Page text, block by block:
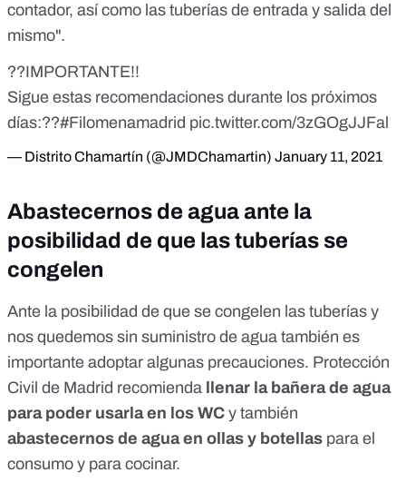
contador, así como las tuberías de entrada y salida del
mismo".
??IMPORTANTE!!
Sigue estas recomendaciones durante los próximos
días:??#Filomenamadrid pic.twitter.com/3zGOgJJFal
— Distrito Chamartín (@JMDChamartin) January 11, 2021
Abastecernos de agua ante la
posibilidad de que las tuberías se
congelen
Ante la posibilidad de que se congelen las tuberías y
nos quedemos sin suministro de agua también es
importante adoptar algunas precauciones. Protección
Civil de Madrid recomienda
llenar la bañera de agua
para poder usarla en los WC y también
abastecernos de agua en ollas y botellas para el
consumo y para cocinar.